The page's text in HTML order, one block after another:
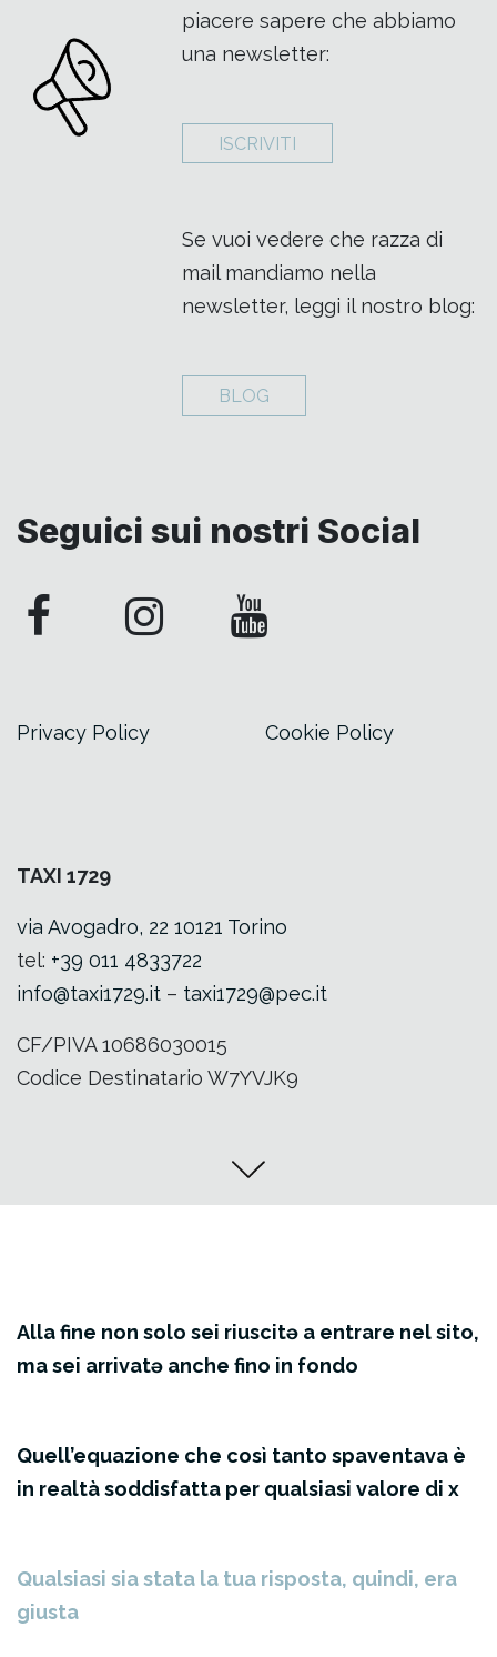
piacere sapere che abbiamo
una newsletter:
ISCRIVITI
Se vuoi vedere che razza di
mail mandiamo nella
newsletter, leggi il nostro blog:
BLOG
Seguici sui nostri Social
Privacy Policy Cookie Policy
TAXI 1729
via Avogadro, 22 10121 Torino
tel: +39 011 4833722
info@taxi1729.it – taxi1729@pec.it
CF/PIVA 10686030015
Codice Destinatario W7YVJK9
Alla fine non solo sei riuscitə a entrare nel sito,
ma sei arrivatə anche fino in fondo
Quell’equazione che così tanto spaventava è
in realtà soddisfatta per qualsiasi valore di x
Qualsiasi sia stata la tua risposta, quindi, era
giusta